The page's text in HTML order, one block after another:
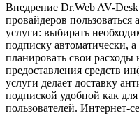
Внедрение Dr.Web AV-
провайдеров пользоваться
услуги: выбирать
подписку автоматически, а
планировать свои
предоставления средств
услуги делает доставку
подпиской удобной как
пользователей. Интернет-